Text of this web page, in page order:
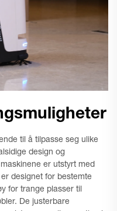
til å tilpasse seg ulike
design og
er utstyrt med
designet for bestemte
for trange plasser til
De justerbare